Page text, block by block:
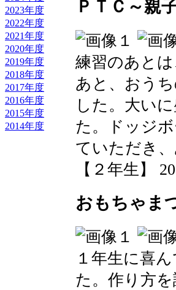
2023年度
2022年度
2021年度
2020年度
2019年度
2018年度
2017年度
2016年度
2015年度
2014年度
ＰＴＣ～親
練習のあと
あと、おう
した。大い
た。ドッジ
ていただき
【２年生】
おもちゃま
１年生に喜
た。作り方